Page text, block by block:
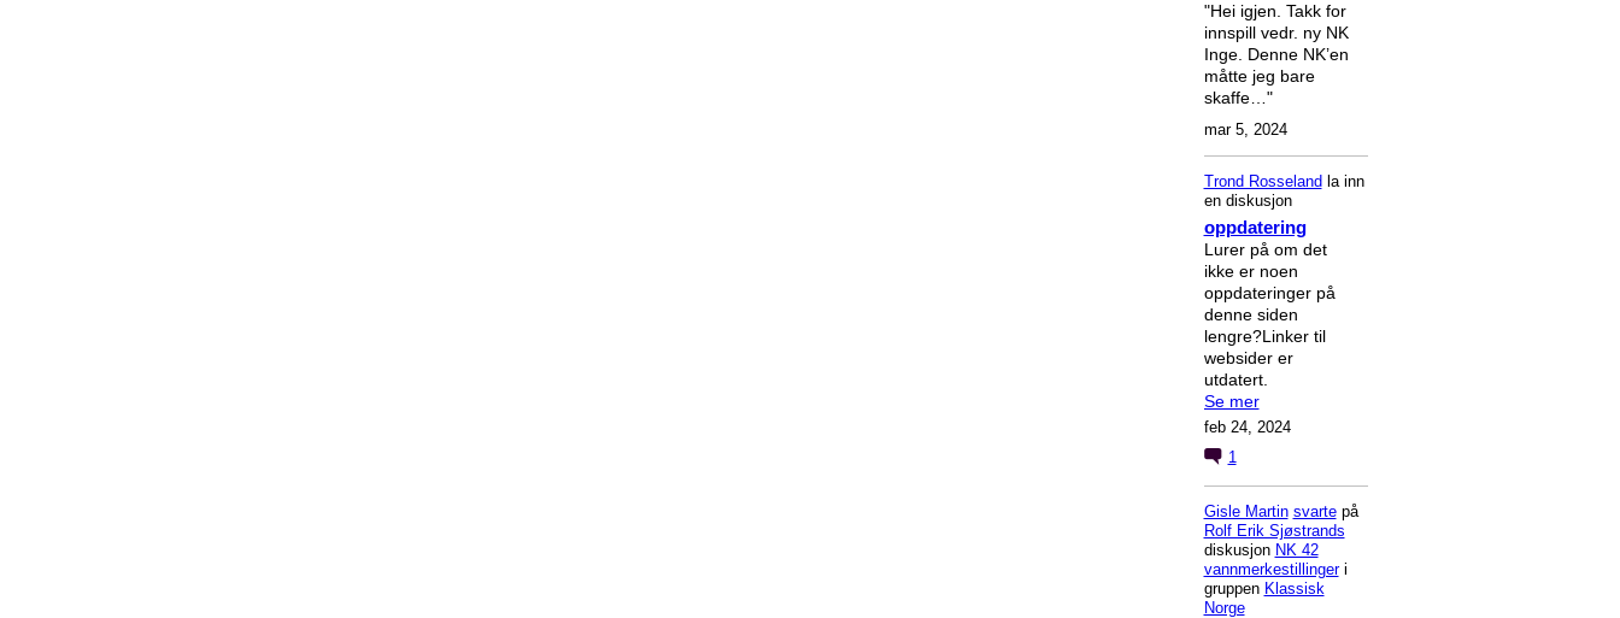
"Hei igjen. Takk for
innspill vedr. ny NK
Inge. Denne NK’en
måtte jeg bare
skaffe…"
mar 5, 2024
Trond Rosseland la inn
en diskusjon
oppdatering
Lurer på om det
ikke er noen
oppdateringer på
denne siden
lengre?Linker til
websider er
utdatert.
Se mer
feb 24, 2024
1
Gisle Martin svartepå
Rolf Erik Sjøstrands
diskusjon NK 42
vannmerkestillingeri
gruppen Klassisk
Norge